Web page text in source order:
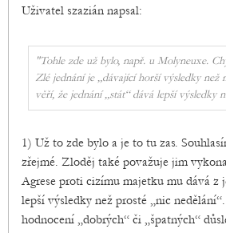
Uživatel szazián napsal:
"Tohle zde už bylo, např. u Molyneuxe.
Zlé jednání je „dávající horší výsledky než
věří, že jednání „stát“ dává lepší výsledky
1) Už to zde bylo a je to tu zas.
zřejmé. Zloděj také považuje jim
Agrese proti cizímu majetku mu dává z
lepší výsledky než prosté „nic
hodnocení „dobrých“ či „špatných“